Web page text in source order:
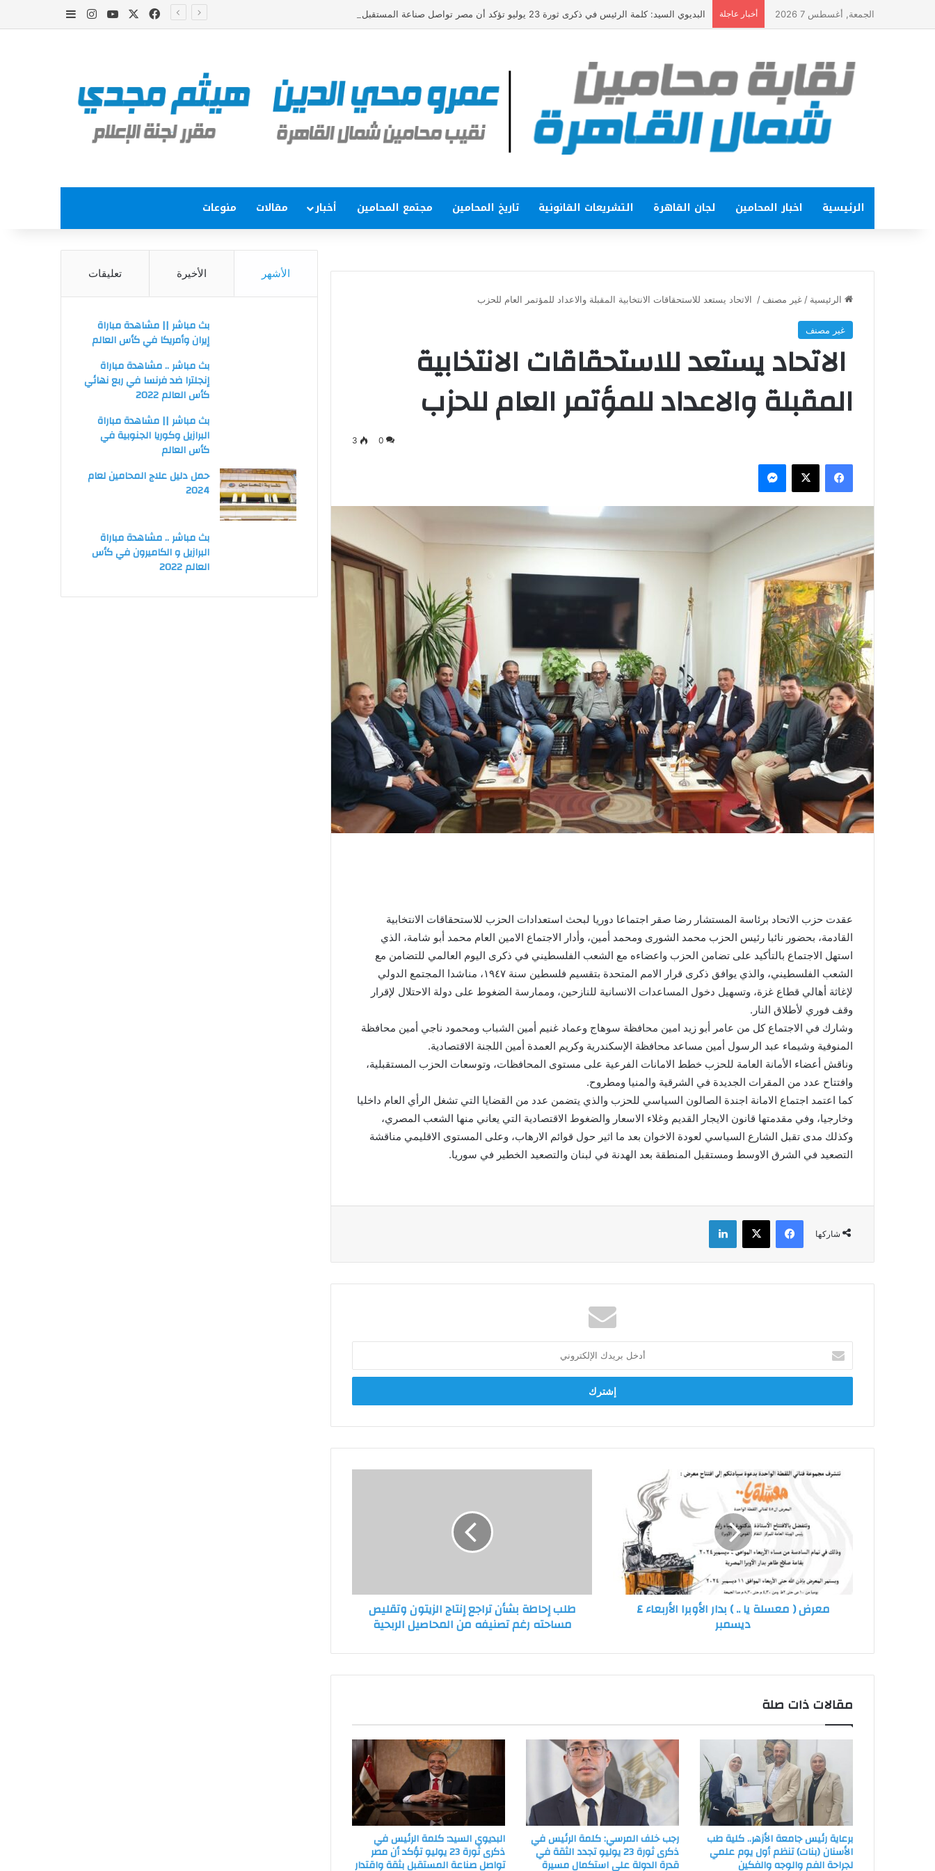
الجمعة, أغسطس 7 2026 أخبار عاجلة البديوي السيد: كلمة الرئيس في ذكرى ثورة 23 يوليو تؤكد أن مصر تواصل صناعة المستقبل بثقة واقتدار فيسبوك ‫YouTube
انستقرامإضافة عمود
الرئيسية اخبار المحامين لجان القاهرة التشريعات القانونية تاريخ المحامين مجتمع المحامين أخبار مقالات منوعات
الرئيسية / غير مصنف / الاتحاد يستعد للاستحقاقات الانتخابية المقبلة والاعداد للمؤتمر العام للحزب
غير مصنف
الاتحاد يستعد للاستحقاقات الانتخابية
المقبلة والاعداد للمؤتمر العام للحزب
0
3
فيسبوك ‫X ماسنجر
عقدت حزب الاتحاد برئاسة المستشار رضا صقر اجتماعا دوريا لبحث استعدادات الحزب للاستحقاقات الانتخابية
القادمة، بحضور نائبا رئيس الحزب محمد الشورى ومحمد أمين، وأدار الاجتماع الامين العام محمد أبو شامة، الذي
استهل الاجتماع بالتأكيد على تضامن الحزب واعضاءه مع الشعب الفلسطيني في ذكرى اليوم العالمي للتضامن مع
الشعب الفلسطيني، والذي يوافق ذكرى قرار الامم المتحدة بتقسيم فلسطين سنة ١٩٤٧، مناشدا المجتمع الدولي
لإغاثة أهالي قطاع غزة، وتسهيل دخول المساعدات الانسانية للنازحين، وممارسة الضغوط على دولة الاحتلال لإقرار
وقف فوري لأطلاق النار.
وشارك في الاجتماع كل من عامر أبو زيد امين محافظة سوهاج وعماد غنيم أمين الشباب ومحمود ناجي أمين محافظة
المنوفية وشيماء عبد الرسول أمين مساعد محافظة الإسكندرية وكريم العمدة أمين اللجنة الاقتصادية.
وناقش أعضاء الأمانة العامة للحزب خطط الامانات الفرعية على مستوى المحافظات، وتوسعات الحزب المستقبلية،
وافتتاح عدد من المقرات الجديدة في الشرقية والمنيا ومطروح.
كما اعتمد اجتماع الامانة اجندة الصالون السياسي للحزب والذي يتضمن عدد من القضايا التي تشغل الرأي العام داخليا
وخارجيا، وفي مقدمتها قانون الايجار القديم وغلاء الاسعار والضغوط الاقتصادية التي يعاني منها الشعب المصري،
وكذلك مدى تقبل الشارع السياسي لعودة الاخوان بعد ما اثير حول قوائم الارهاب، وعلى المستوى الاقليمي مناقشة
التصعيد في الشرق الاوسط ومستقبل المنطقة بعد الهدنة في لبنان والتصعيد الخطير في سوريا.
شاركها
فيسبوك ‫X لينكدإن
بريدك
الإلكتروني
معرض
الأوبرا
معرض ( معسلة يا .. ) بدار الأوبرا الأربعاء ٤
ديسمبر
رغم
تصنيفه
الربحية
طلب إحاطة بشأن تراجع إنتاج الزيتون وتقليص
مساحته رغم تصنيفه من المحاصيل الربحية
مقالات ذات صلة
برعاية رئيس جامعة الأزهر.. كلية طب
الأسنان (بنات) تنظم أول يوم علمي
لجراحة الفم والوجه والفكين
رجب خلف المرسي: كلمة الرئيس في
ذكرى ثورة 23 يوليو تجدد الثقة في
قدرة الدولة على استكمال مسيرة
البديوي السيد: كلمة الرئيس في
ذكرى ثورة 23 يوليو تؤكد أن مصر
تواصل صناعة المستقبل بثقة واقتدار
الأشهر الأخيرة تعليقات
بث مباشر || مشاهدة مباراة
إيران وأمريكا في كأس العالم
بث مباشر .. مشاهدة مباراة
إنجلترا ضد فرنسا في ربع نهائي
كأس العالم 2022
بث مباشر || مشاهدة مباراة
البرازيل وكوريا الجنوبية في
كأس العالم
حمل دليل علاج المحامين لعام
2024
بث مباشر .. مشاهدة مباراة
البرازيل و الكاميرون في كأس
العالم 2022